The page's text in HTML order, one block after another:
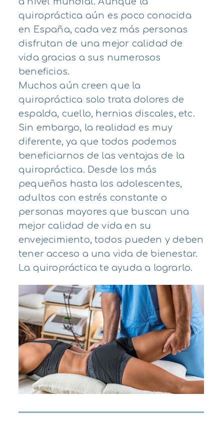
quiropráctica aún es poco conocida
en España, cada vez más personas
disfrutan de una mejor calidad de
vida gracias a sus numerosos
beneficios.
Muchos aún creen que la
quiropráctica solo trata dolores de
espalda, cuello, hernias discales, etc.
Sin embargo, la realidad es muy
diferente, ya que todos podemos
beneficiarnos de las ventajas de la
quiropráctica. Desde los más
pequeños hasta los adolescentes,
adultos con estrés constante o
personas mayores que buscan una
mejor calidad de vida en su
envejecimiento, todos pueden y deben
tener acceso a una vida de bienestar.
La quiropráctica te ayuda a lograrlo.